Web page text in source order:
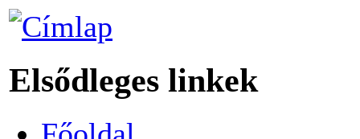
Elsődleges linkek